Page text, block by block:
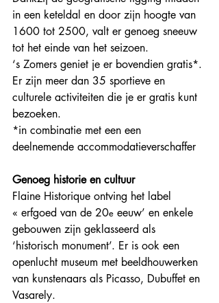
in een keteldal en door zijn hoogte van
1600 tot 2500, valt er genoeg sneeuw
tot het einde van het seizoen.
‘s Zomers geniet je er bovendien gratis*.
Er zijn meer dan 35 sportieve en
culturele activiteiten die je er gratis kunt
bezoeken.
*in combinatie met een een
deelnemende accommodatieverschaffer
Genoeg historie en cultuur
Flaine Historique ontving het label
« erfgoed van de 20e eeuw’ en enkele
gebouwen zijn geklasseerd als
‘historisch monument’. Er is ook een
openlucht museum met beeldhouwerken
van kunstenaars als Picasso, Dubuffet en
Vasarely.